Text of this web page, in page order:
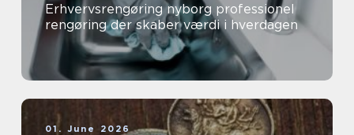
Erhvervsrengøring nyborg professionel
rengøring der skaber værdi i hverdagen
01. June 2026